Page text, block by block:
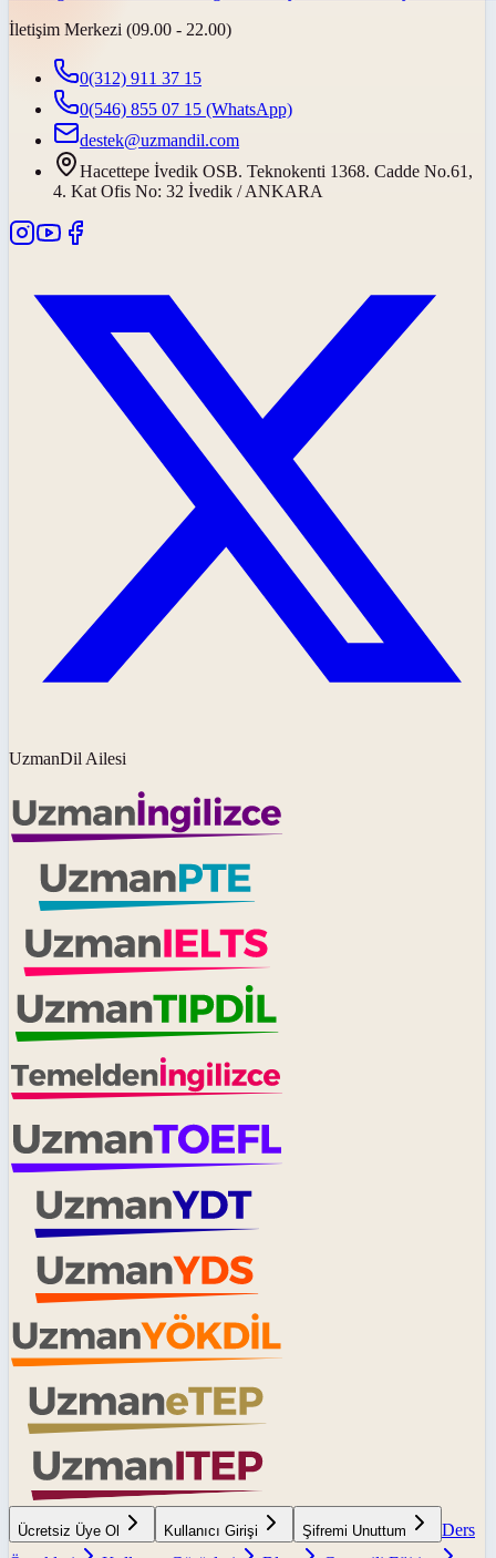
İletişim Merkezi (09.00 - 22.00)
0(312) 911 37 15
0(546) 855 07 15 (WhatsApp)
destek@uzmandil.com
Hacettepe İvedik OSB. Teknokenti 1368. Cadde No.61,
4. Kat Ofis No: 32 İvedik / ANKARA
UzmanDil Ailesi
Ücretsiz Üye Ol Kullanıcı Girişi Şifremi Unuttum
Ders